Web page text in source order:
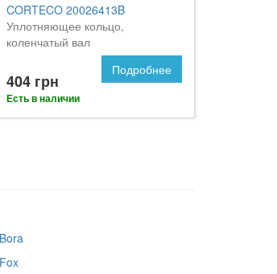
CORTECO 20026413B
Уплотняющее кольцо,
коленчатый вал
404 грн
Есть в наличии
Подробнее
Bora
Fox